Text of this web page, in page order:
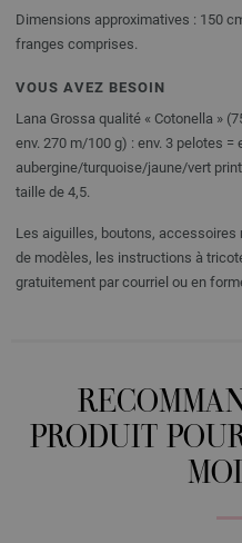
Dimensions approximatives : 150
franges comprises.
VOUS AVEZ BESOIN
Lana Grossa qualité « Cotonella »
env. 270 m/100 g) : env. 3 pelotes =
aubergine/turquoise/jaune/vert
taille de 4,5.
Les aiguilles, boutons,
de modèles, les instructions à
gratuitement par courriel ou en
PRODUIT